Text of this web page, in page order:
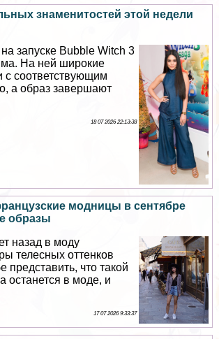
знаменитостей этой недели
запуске Bubble Witch 3
На ней широкие
с соответствующим
а образ завершают
18 07 2026 22:13:38
модницы в сентябре
образы
назад в моду
телесных оттенков
представить, что такой
останется в моде, и
17 07 2026 9:33:37